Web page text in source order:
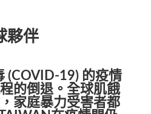
夥伴
(COVID-19) 的疫情
的倒退。全球肌餓
家庭暴力受害者都